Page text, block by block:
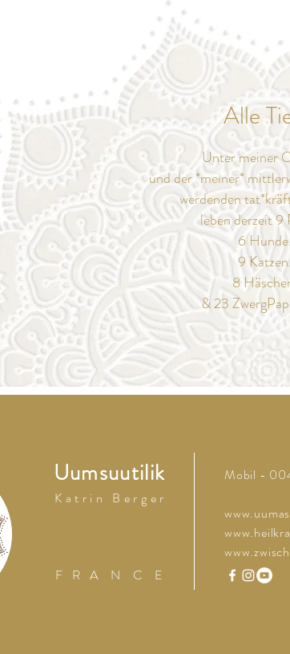
Alle
Unter meiner
und der *meiner*
werdenden
leben derzeit 9
6
9
8
& 23
Uumsuutilik
K a t r i n B e r g e r
F R A N C E
Mobil -